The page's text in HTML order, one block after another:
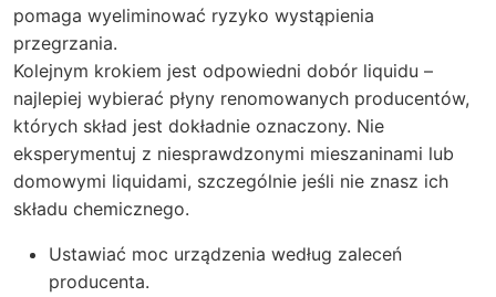
pomaga wyeliminować ryzyko wystąpienia
przegrzania.
Kolejnym krokiem jest odpowiedni dobór liquidu –
najlepiej wybierać płyny renomowanych producentów,
których skład jest dokładnie oznaczony. Nie
eksperymentuj z niesprawdzonymi mieszaninami lub
domowymi liquidami, szczególnie jeśli nie znasz ich
składu chemicznego.
Ustawiać moc urządzenia według zaleceń
producenta.